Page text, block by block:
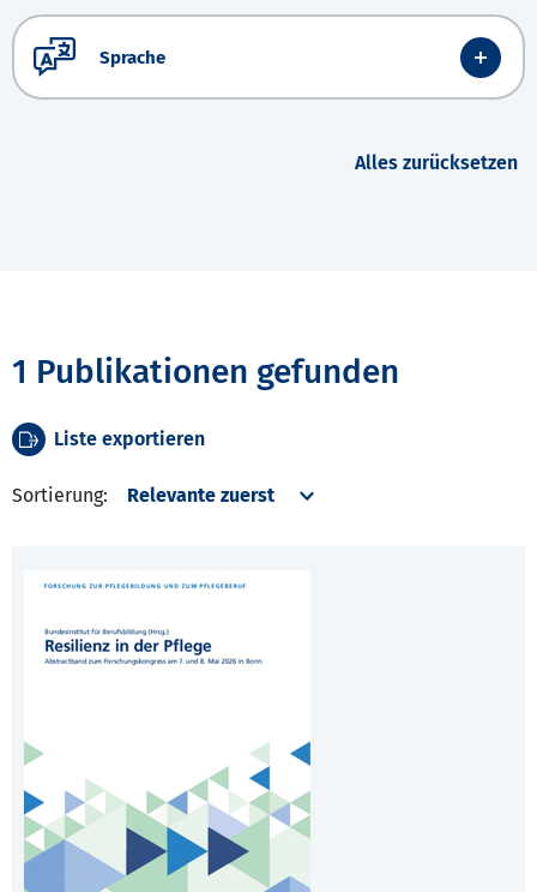
Sprache
Alles zurücksetzen
1 Publikationen gefunden
Liste exportieren
Sortierung: